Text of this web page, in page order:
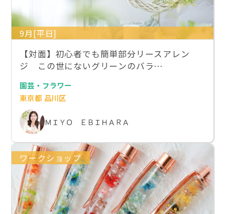
9月[平日]
【対面】初心者でも簡単部分リースアレン
ジ この世にないグリーンのバラ…
園芸・フラワー
東京都 品川区
ＭＩＹＯ ＥＢＩＨＡＲＡ
ワークショップ